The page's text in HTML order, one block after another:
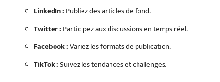
LinkedIn : Publiez des articles de fond.
Twitter : Participez aux discussions en temps réel.
Facebook :Variez les formats de publication.
TikTok :Suivez les tendances et challenges.